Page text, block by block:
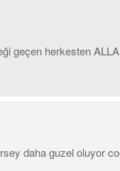
geçen herkesten
daha guzel oluyor